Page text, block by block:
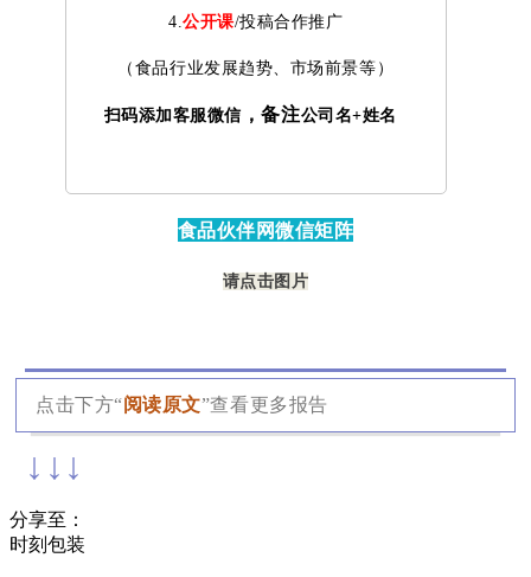
4.公开课/投稿合作推广
（食品行业发展趋势、市场前景等）
扫码添加客服微信，备注公司名+姓名
食品伙伴网微信矩阵
请点击图片
点击下方“阅读原文”查看更多报告
↓↓↓
分享至：
时刻包装